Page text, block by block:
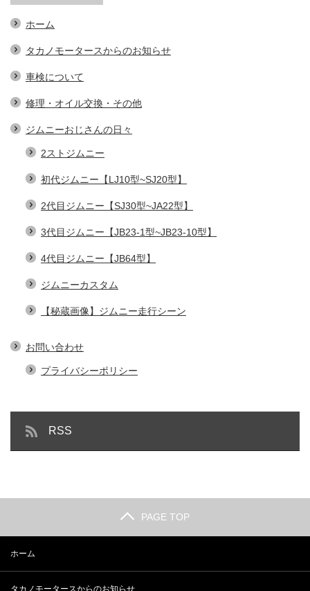
ホーム
タカノモータースからのお知らせ
車検について
修理・オイル交換・その他
ジムニーおじさんの日々
2ストジムニー
初代ジムニー【LJ10型~SJ20型】
2代目ジムニー【SJ30型~JA22型】
3代目ジムニー【JB23-1型~JB23-10型】
4代目ジムニー【JB64型】
ジムニーカスタム
【秘蔵画像】ジムニー走行シーン
お問い合わせ
プライバシーポリシー
RSS
PAGE TOP
ホーム
タカノモータースからのお知らせ